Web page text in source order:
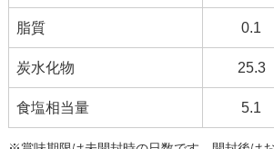
脂質 0.1
炭水化物 25.3
食塩相当量 5.1